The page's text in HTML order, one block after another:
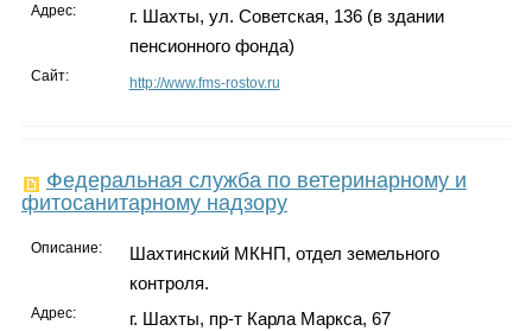
Адрес:
г. Шахты, ул. Советская, 136 (в здании
пенсионного фонда)
Сайт: http://www.fms-rostov.ru
Федеральная служба по ветеринарному и
фитосанитарному надзору
Описание:
Шахтинский МКНП, отдел земельного
контроля.
Адрес: г. Шахты, пр-т Карла Маркса, 67